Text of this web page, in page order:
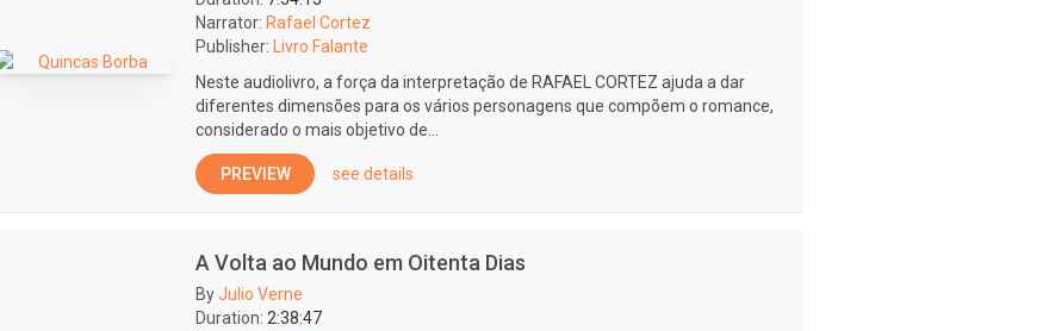
Narrator: Rafael Cortez
Publisher:
Livro Falante
Neste audiolivro, a força da interpretação de RAFAEL CORTEZ ajuda a dar
diferentes dimensões para os vários personagens que compõem o romance,
considerado o mais objetivo de...
PREVIEW see details
A Volta ao Mundo em Oitenta Dias
ByJulio Verne
Duration: 2:38:47